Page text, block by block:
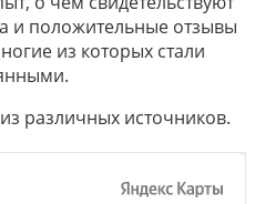
и положительные отзывы
из которых стали
различных источников.